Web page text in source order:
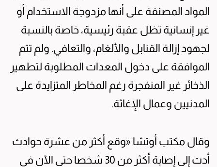
المواد المصنفة على أنها مزدوجة الاستخدام أو
غير إنسانية تظل عقبة رئيسية، خاصة بالنسبة
لجهود إزالة القنابل والألغام، والتعافي. ولم تتم
الموافقة على دخول المعدات المطلوبة لتطهير
الذخائر غير المنفجرة رغم المخاطر المتزايدة على
المدنيين وعمال الإغاثة.
وقال مكتب أوتشا «وقع أكثر من عشرة حوادث
أدت إلى إصابة أكثر من 30 شخصا حتى الآن في